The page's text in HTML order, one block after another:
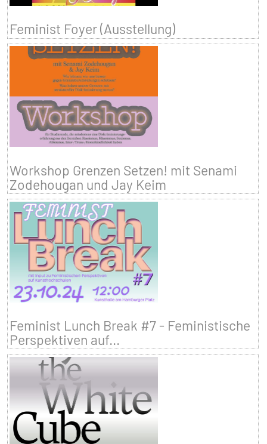
Feminist Foyer (Ausstellung)
Workshop Grenzen Setzen! mit Senami
Zodehougan und Jay Keim
Feminist Lunch Break #7 - Feministische
Perspektiven auf...